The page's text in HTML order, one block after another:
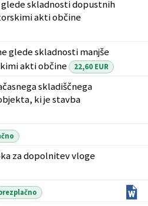
glede skladnosti dopustnih
akti občine
glede skladnosti manjše
akti občine
22,60 EUR
skladiščnega
ki je stavba
za dopolnitev vloge
brezplačno